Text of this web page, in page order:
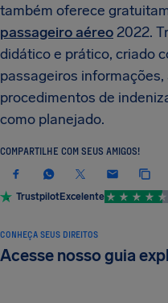
também oferece
passageiro aéreo2022.
didático e prático, criado
passageiros
procedimentos de
como planejado.
COMPARTILHE COM SEUS AMIGOS!
TrustpilotExcelente
CONHEÇA SEUS DIREITOS
Acesse nosso guia